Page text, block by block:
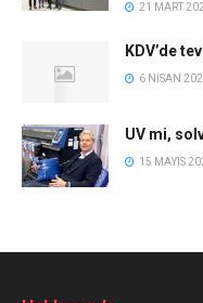
21 MART
KDV’de
6 NISAN
UV mi,
15 MAYIS